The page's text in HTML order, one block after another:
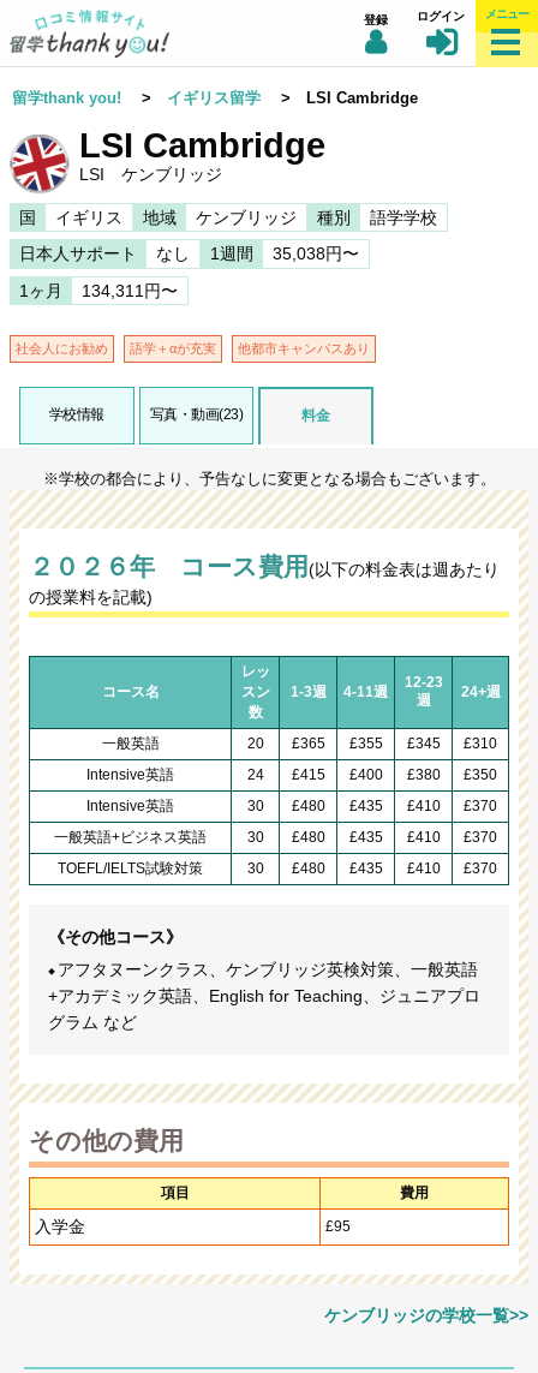
登録 ログイン メニュー
留学thank you! > イギリス留学 > LSI Cambridge
LSI Cambridge
LSI ケンブリッジ
国 イギリス 地域 ケンブリッジ 種別
語学学校
日本人サポート
なし 1週間
35,038円〜
1ヶ月
134,311円〜
社会人にお勧め 語学＋αが充実 他都市キャンパスあり
学校情報 写真・動画(23) 料金
※学校の都合により、予告なしに変更となる場合もございます。
２０２６年 コース費用(以下の料金表は週あたり
の授業料を記載)
コース名
レッ
スン
数
1-3週 4-11週
12-23
週
24+週
一般英語 20 £365 £355 £345
£310
Intensive英語
24 £415 £400 £380
£350
Intensive英語
30 £480 £435 £410
£370
一般英語+ビジネス英語
30 £480 £435 £410
£370
TOEFL/IELTS試験対策
30 £480 £435 £410 £370
《その他コース》
アフタヌーンクラス、ケンブリッジ英検対策、一般英語
+アカデミック英語、English for Teaching、ジュニアプロ
グラム など
その他の費用
項目 費用
入学金 £95
ケンブリッジの学校一覧>>